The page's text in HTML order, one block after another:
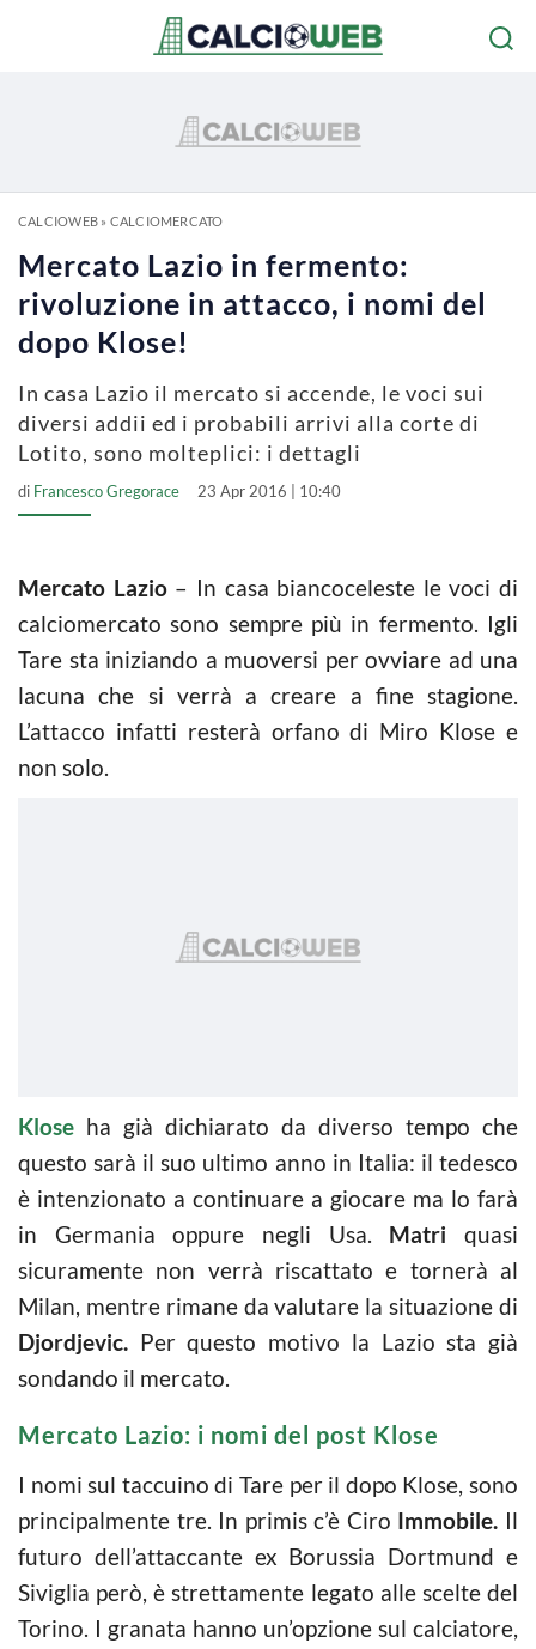
CALCIOWEB» CALCIOMERCATO
Mercato Lazio in fermento:
rivoluzione in attacco, i nomi del
dopo Klose!
In casa Lazio il mercato si accende, le voci sui
diversi addii ed i probabili arrivi alla corte di
Lotito, sono molteplici: i dettagli
di Francesco Gregorace 23 Apr 2016 | 10:40
Mercato Lazio– In casa biancoceleste le voci di
calciomercato sono sempre più in fermento. Igli
Tare sta iniziando a muoversi per ovviare ad una
lacuna che si verrà a creare a fine stagione.
L’attacco infatti resterà orfano di Miro Klose e
non solo.
Klose ha già dichiarato da diverso tempo che
questo sarà il suo ultimo anno in Italia: il tedesco
è intenzionato a continuare a giocare ma lo farà
in Germania oppure negli Usa. Matri quasi
sicuramente non verrà riscattato e tornerà al
Milan, mentre rimane da valutare la situazione di
Djordjevic. Per questo motivo la Lazio sta già
sondando il mercato.
Mercato Lazio: i nomi del post Klose
I nomi sul taccuino di Tare per il dopo Klose, sono
principalmente tre. In primis c’è Ciro Immobile. Il
futuro dell’attaccante ex Borussia Dortmund e
Siviglia però, è strettamente legato alle scelte del
Torino. I granata hanno un’opzione sul calciatore,